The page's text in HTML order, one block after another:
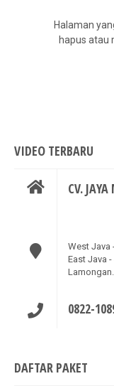
Halaman
hapus atau
VIDEO TERBARU
CV.
West Java
East Java
Lamongan.
0822-
DAFTAR PAKET